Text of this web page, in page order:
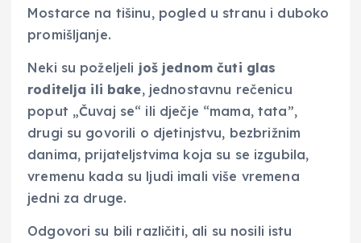
Mostarce na tišinu, pogled u stranu i duboko
promišljanje.
Neki su poželjeli još jednom čuti glas
roditelja ili bake, jednostavnu rečenicu
poput „Čuvaj se“ ili dječje “mama, tata”,
drugi su govorili o djetinjstvu, bezbrižnim
danima, prijateljstvima koja su se izgubila,
vremenu kada su ljudi imali više vremena
jedni za druge.
Odgovori su bili različiti, ali su nosili istu